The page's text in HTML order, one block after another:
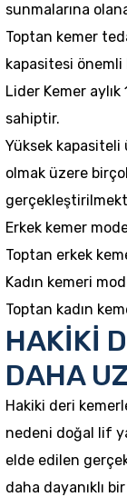
sunmalarına
Toptan kemer
kapasitesi
Lider Kemer
sahiptir.
Yüksek kapasiteli
olmak üzere
Erkek kemer
Toptan erkek
Kadın kemeri
Toptan kadın
HAKİKİ
DAHA
Hakiki deri
nedeni doğal lif
elde edilen
daha dayanıklı